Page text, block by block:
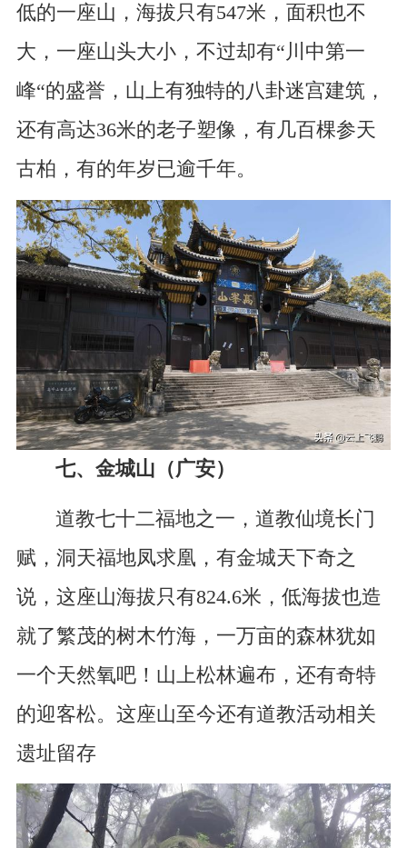
低的一座山，海拔只有547米，面积也不
大，一座山头大小，不过却有“川中第一
峰“的盛誉，山上有独特的八卦迷宫建筑，
还有高达36米的老子塑像，有几百棵参天
古柏，有的年岁已逾千年。
七、金城山（广安）
道教七十二福地之一，道教仙境长门
赋，洞天福地凤求凰，有金城天下奇之
说，这座山海拔只有824.6米，低海拔也造
就了繁茂的树木竹海，一万亩的森林犹如
一个天然氧吧！山上松林遍布，还有奇特
的迎客松。这座山至今还有道教活动相关
遗址留存